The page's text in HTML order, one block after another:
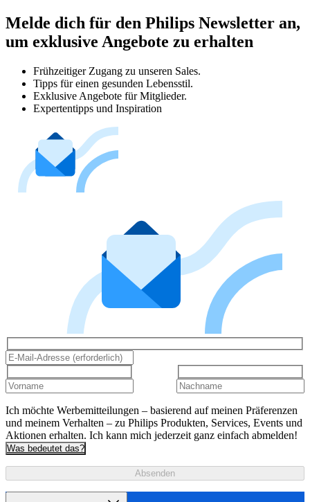
Melde dich für den Philips Newsletter an,
um exklusive Angebote zu erhalten
Frühzeitiger Zugang zu unseren Sales.
Tipps für einen gesunden Lebensstil.
Exklusive Angebote für Mitglieder.
Expertentipps und Inspiration
Ich möchte Werbemitteilungen – basierend auf meinen Präferenzen
und meinem Verhalten – zu Philips Produkten, Services, Events und
Aktionen erhalten. Ich kann mich jederzeit ganz einfach abmelden!
Was bedeutet das?
Absenden